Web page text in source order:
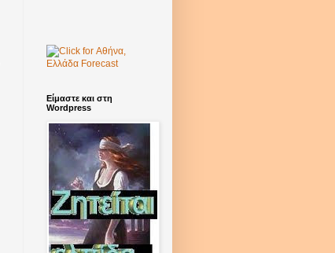
Είμαστε και στη
Wordpress